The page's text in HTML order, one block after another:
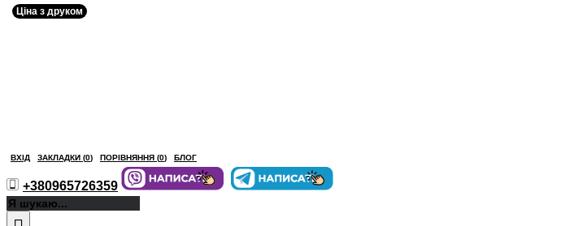
ВХІД ЗАКЛАДКИ (0) ПОРІВНЯННЯ (0) БЛОГ
+380965726359
Ціна з друком